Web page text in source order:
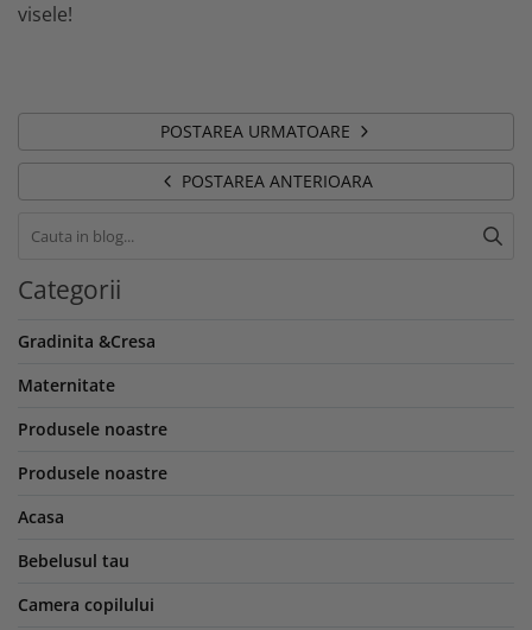
visele!
POSTAREA URMATOARE
POSTAREA ANTERIOARA
Categorii
Gradinita &Cresa
Maternitate
Produsele noastre
Produsele noastre
Acasa
Bebelusul tau
Camera copilului